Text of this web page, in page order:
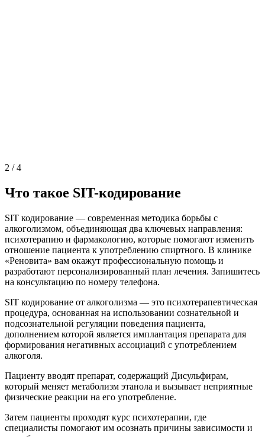
2 /4
Что такое SIT-кодирование
SIT кодирование — современная методика борьбы с
алкоголизмом, объединяющая два ключевых направления:
психотерапию и фармакологию, которые помогают изменить
отношение пациента к употреблению спиртного. В клинике
«Реновита» вам окажут профессиональную помощь и
разработают персонализированный план лечения. Запишитесь
на консультацию по номеру телефона.
SIT кодирование от алкоголизма — это психотерапевтическая
процедура, основанная на использовании сознательной и
подсознательной регуляции поведения пациента,
дополнением которой является имплантация препарата для
формирования негативных ассоциаций с употреблением
алкоголя.
Пациенту вводят препарат, содержащий Дисульфирам,
который меняет метаболизм этанола и вызывает неприятные
физические реакции на его употребление.
Затем пациенты проходят курс психотерапии, где
специалисты помогают им осознать причины зависимости и